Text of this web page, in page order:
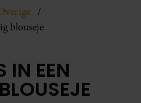
blouseje
IN EEN